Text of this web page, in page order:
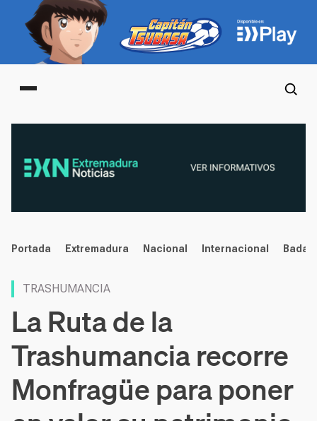
Main menu
noticias
Portada Extremadura Nacional Internacional
TRASHUMANCIA
La Ruta de la
Trashumancia recorre
Monfragüe para poner